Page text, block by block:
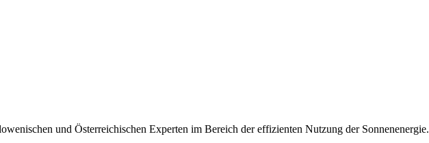
und Österreichischen Experten im Bereich der effizienten Nutzung der Sonnenenergie.